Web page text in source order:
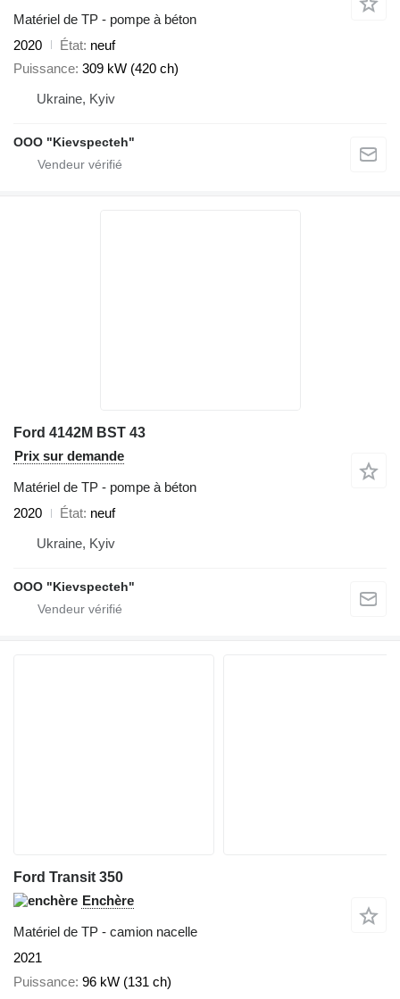
Matériel de TP - pompe à béton
2020
État neuf
Puissance 309 kW (420 ch)
Ukraine, Kyiv
OOO "Kievspecteh"
Ford 4142M BST 43
Prix sur demande
Matériel de TP - pompe à béton
2020
État neuf
Ukraine, Kyiv
OOO "Kievspecteh"
Ford Transit 350
Enchère
Matériel de TP - camion nacelle
2021
Puissance 96 kW (131 ch)